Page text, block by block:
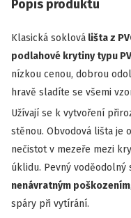
Popis produktu
Klasická soklová lišta z
podlahové krytiny typu
nízkou cenou, dobrou
hravě sladíte se všemi
Užívají se k vytvoření
stěnou. Obvodová lišta je
nečistot v mezeře mezi
úklidu. Pevný voděodolný
nenávratným poškozením
spáry při vytírání.